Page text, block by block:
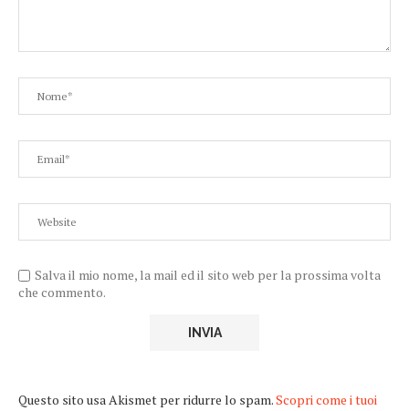
Salva il mio nome, la mail ed il sito web per la prossima volta
che commento.
Questo sito usa Akismet per ridurre lo spam.Scopri come i tuoi